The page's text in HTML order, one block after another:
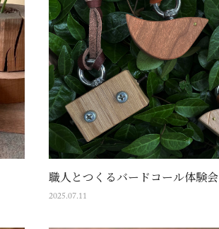
職人とつくるバードコール体験会
2025.07.11